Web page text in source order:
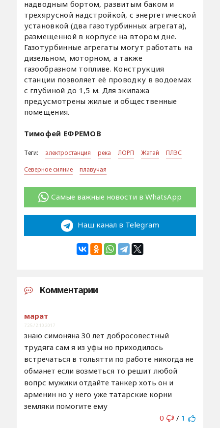
надводным бортом, развитым баком и
трехярусной надстройкой, с энергетической
установкой (два газотурбинных агрегата),
размещенной в корпусе на втором дне.
Газотурбинные агрегаты могут работать на
дизельном, моторном, а также
газообразном топливе. Конструкция
станции позволяет её проводку в водоемах
с глубиной до 1,5 м. Для экипажа
предусмотрены жилые и общественные
помещения.
Тимофей ЕФРЕМОВ
Теги: электростанция река ЛОРП Жатай
ПЛЭС
Северное сияние
плавучая
Самые важные новости в WhatsApp
Наш канал в Telegram
Комментарии
марат
7:25 / 2.10.2017
знаю симоняна 30 лет добросовестный
трудяга сам я из уфы но приходилось
встречаться в тольятти по работе никогда не
обманет если возметься то решит любой
вопрс мужики отдайте танкер хоть он и
арменин но у него уже татарские корни
земляки помогите ему
0
/ 1